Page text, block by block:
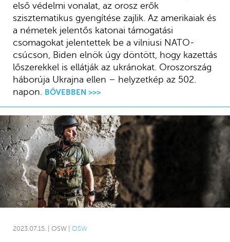
2023.07.15. | OSW | OSW
első védelmi vonalat, az orosz erők
szisztematikus gyengítése zajlik. Az amerikaiak és
a németek jelentős katonai támogatási
csomagokat jelentettek be a vilniusi NATO-
csúcson, Biden elnök úgy döntött, hogy kazettás
lőszerekkel is ellátják az ukránokat. Oroszország
háborúja Ukrajna ellen – helyzetkép az 502.
napon. BŐVEBBEN >>>